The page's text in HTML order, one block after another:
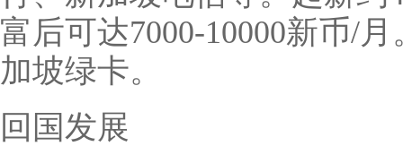
富后可达7000-10000新币/
加坡绿卡。
回国发展